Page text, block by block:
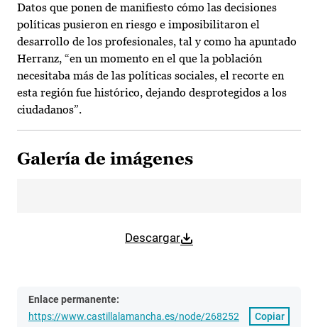
Datos que ponen de manifiesto cómo las decisiones
políticas pusieron en riesgo e imposibilitaron el
desarrollo de los profesionales, tal y como ha apuntado
Herranz, “en un momento en el que la población
necesitaba más de las políticas sociales, el recorte en
esta región fue histórico, dejando desprotegidos a los
ciudadanos”.
Galería de imágenes
Descargar
Enlace permanente:
https://www.castillalamancha.es/node/268252
Copiar